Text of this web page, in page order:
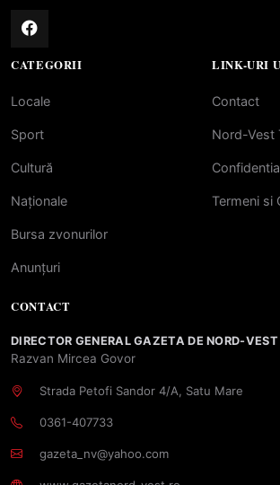
CATEGORII
Locale
Sport
Cultură
Naționale
Bursa zvonurilor
Anunțuri
LINK-URI
Contact
Nord-Vest
Termeni si
CONTACT
DIRECTOR GENERAL GAZETA DE NORD-
Razvan Mircea Govor
Strada Petofi Sandor 4/A, Satu Mare
0361-407733
gazeta_nv@yahoo.com